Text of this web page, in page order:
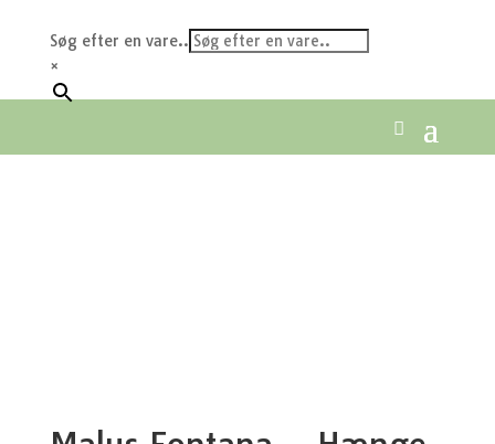
Søg efter en vare..
×